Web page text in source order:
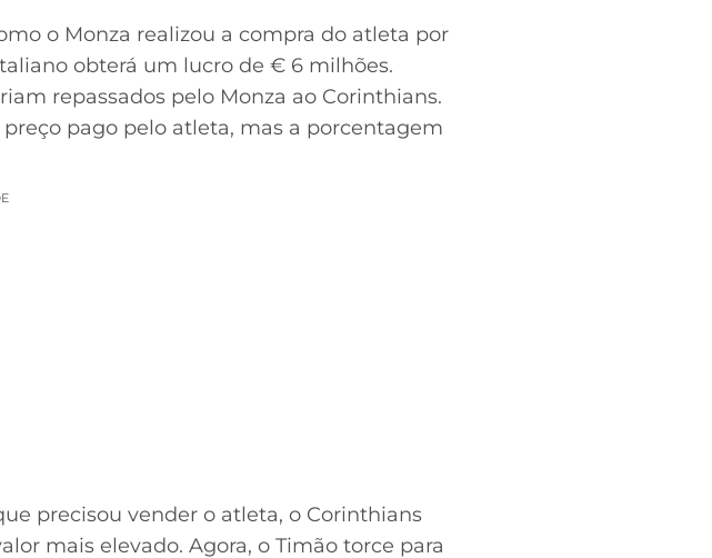
o Monza realizou a compra do atleta por
obterá um lucro de € 6 milhões.
repassados pelo Monza ao Corinthians.
pago pelo atleta, mas a porcentagem
precisou vender o atleta, o Corinthians
mais elevado. Agora, o Timão torce para